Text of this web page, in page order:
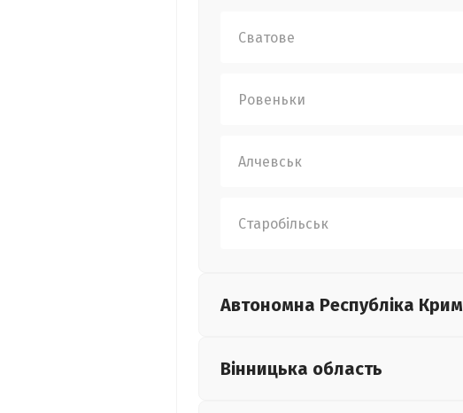
Сватове
Ровеньки
Алчевськ
Старобільськ
Автономна Республіка Крим
Вінницька область